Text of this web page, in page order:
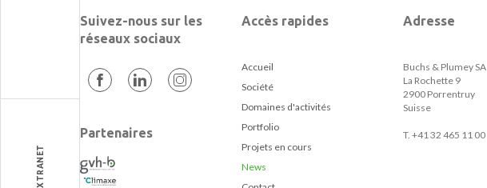
EXTRANET
Suivez-nous sur les
réseaux sociaux
Partenaires
Accès rapides
Accueil
Société
Domaines d'activités
Portfolio
Projets en cours
News
Adresse
Buchs & Plumey SA
La Rochette 9
2900 Porrentruy
Suisse
T. +41 32 465 11 00